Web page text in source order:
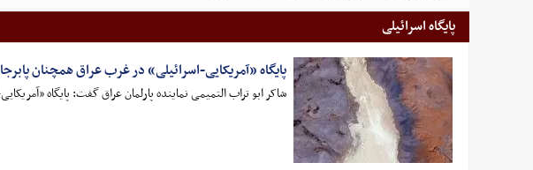
پایگاه اسرائیلی
پایگاه «آمریکایی-اسرائیلی» در غرب عراق همچنان
شاکر ابو تراب التمیمی نماینده پارلمان عراق گفت: پایگاه